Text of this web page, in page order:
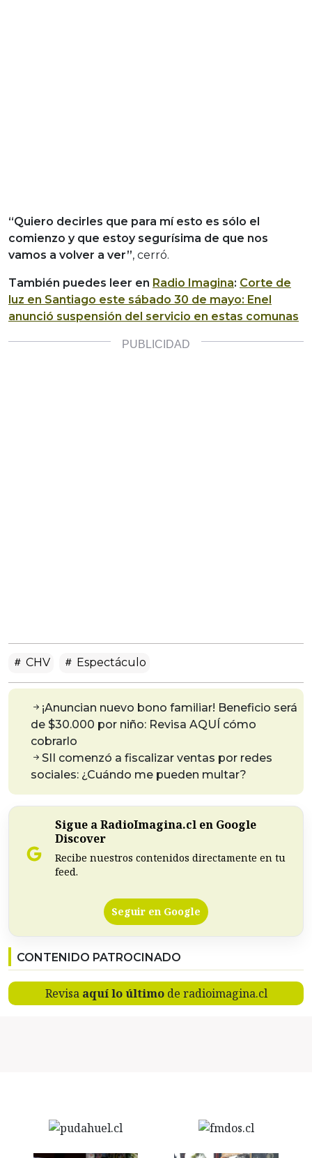
“Quiero decirles que para mí esto es sólo el
comienzo y que estoy segurísima de que nos
vamos a volver a ver”, cerró.
También puedes leer en Radio Imagina: Corte de
luz en Santiago este sábado 30 de mayo: Enel
anunció suspensión del servicio en estas comunas
CHV Espectáculo
¡Anuncian nuevo bono familiar! Beneficio será
de $30.000 por niño: Revisa AQUÍ cómo
cobrarlo
SII comenzó a fiscalizar ventas por redes
sociales: ¿Cuándo me pueden multar?
Sigue a RadioImagina.cl en Google
Discover
Recibe nuestros contenidos directamente en tu
feed.
Seguir en Google
CONTENIDO PATROCINADO
Revisa aquí lo últimode radioimagina.cl